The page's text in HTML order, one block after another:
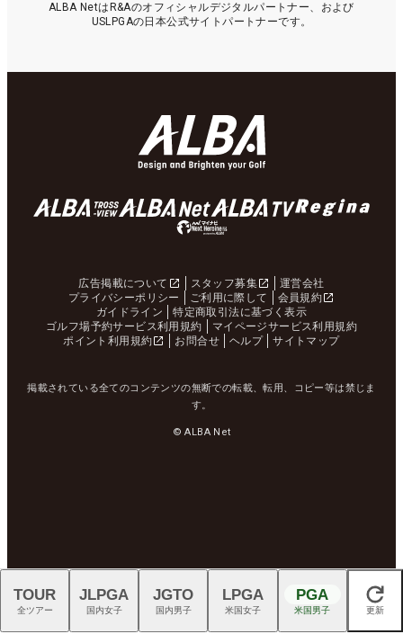
ALBA NetはR&Aのオフィシャルデジタルパートナー、および
USLPGAの日本公式サイトパートナーです。
広告掲載について スタッフ募集
運営会社
プライバシーポリシー
ご利用に際して
会員規約
ガイドライン
特定商取引法に基づく表示
ゴルフ場予約サービス利用規約
マイページサービス利用規約
ポイント利用規約
お問合せ ヘルプ サイトマップ
掲載されている全てのコンテンツの無断での転載、転用、コピー等は禁じま
す。
© ALBA Net
閉じる
TOUR
全ツアー
JLPGA
国内女子
JGTO
国内男子
LPGA
米国女子
PGA
米国男子 更新